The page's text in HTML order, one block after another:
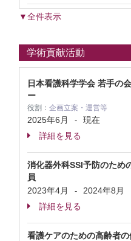
▼全件表示
学術貢献活動
日本看護科学学会 若手の
ー
役割： 企画立案・運営等
2025年6月 -
現在
詳細を見る
消化器外科SSI予防のため
員
2023年4月
-
2024年8月
詳細を見る
看護ケアのための高齢者